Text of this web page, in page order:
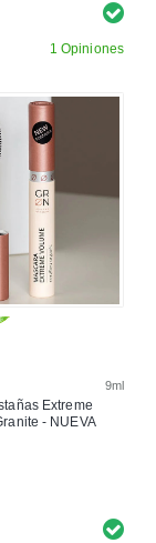
1 Opiniones
9ml
Extreme
- NUEVA